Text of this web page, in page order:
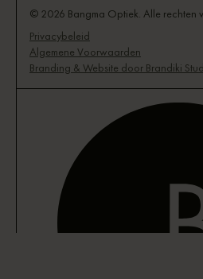
© 2026 Bangma Optiek. Alle rechten
Privacybeleid
Algemene Voorwaarden
Branding & Website door Brandiki